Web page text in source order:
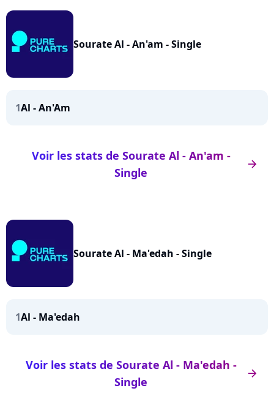
Sourate Al - An'am - Single
1Al - An'Am
arrow_right
Voir les stats de Sourate Al - An'am -
Single
Sourate Al - Ma'edah - Single
1Al - Ma'edah
arrow_right
Voir les stats de Sourate Al - Ma'edah -
Single